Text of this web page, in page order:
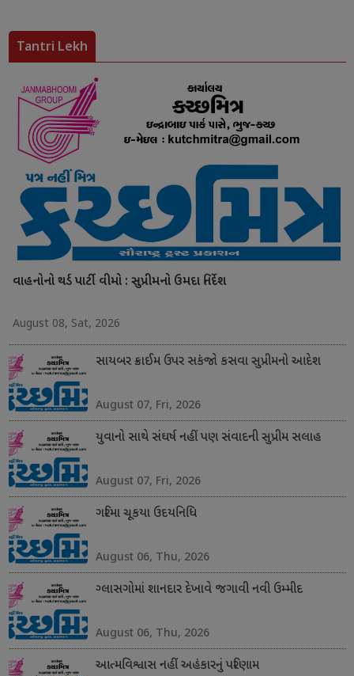
Tantri Lekh
વાહનોનો થર્ડ પાર્ટી વીમો : સુપ્રીમનો ઉમદા નિર્દેશ
August 08, Sat, 2026
સાયબર ક્રાઈમ ઉપર સકંજો કસવા સુપ્રીમનો આદેશ
August 07, Fri, 2026
યુવાનો સાથે સંઘર્ષ નહીં પણ સંવાદની સુપ્રીમ સલાહ
August 07, Fri, 2026
ગરિમા ચૂકયા ઉદયનિધિ
August 06, Thu, 2026
ગ્લાસગોમાં શાનદાર દેખાવે જગાવી નવી ઉમ્મીદ
August 06, Thu, 2026
આત્મવિશ્વાસ નહીં અહંકારનું પરિણામ